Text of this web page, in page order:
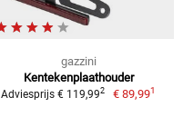
gazzini
Kentekenplaathouder
Adviesprijs € 119,992 € 89,991